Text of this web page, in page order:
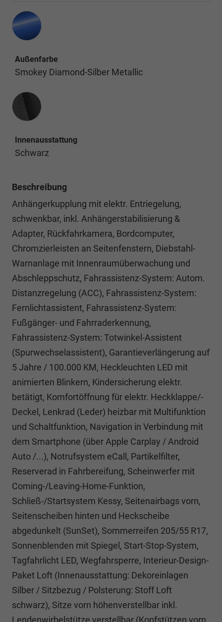
Außenfarbe
Smokey Diamond-Silber Metallic
Innenausstattung
Innenausstattung
Schwarz
Beschreibung
Anhängerkupplung mit elektr. Entriegelung,
schwenkbar, inkl. Anhängerstabilisierung &
Adapter, Rückfahrkamera, Bordcomputer,
Chromzierleisten an Seitenfenstern, Diebstahl-
Warnanlage mit Innenraumüberwachung und
Abschleppschutz, Fahrassistenz-System: Autom.
Distanzregelung (ACC), Fahrassistenz-System:
Fernlichtassistent, Fahrassistenz-System:
Fußgänger- und Fahrraderkennung,
Fahrassistenz-System: Totwinkel-Assistent
(Spurwechselassistent), Garantieverlängerung auf
5 Jahre / 100.000 KM, Heckleuchten LED mit
animierten Blinkern, Kindersicherung elektr.
betätigt, Komfortöffnung für elektr. Heckklappe/-
Deckel, Lenkrad (Leder) heizbar mit Multifunktion
und Schaltfunktion, Navigation in Verbindung mit
dem Smartphone (über Apple Carplay / Android
Auto /...), Notrufsystem eCall, Partikelfilter,
Reserverad in Fahrbereifung, Scheinwerfer mit
Coming-/Leaving-Home-Funktion,
Schließ-/Startsystem Kessy, Seitenairbags vorn,
Seitenscheiben hinten und Heckscheibe
abgedunkelt (SunSet), Sommerreifen 205/55 R17,
Sonnenblenden mit Spiegel, Start-Stop-System,
Tagfahrlicht LED, Wegfahrsperre, Interieur-Design-
Paket Loft (Innenausstattung: Dekoreinlagen
Silber / Sitzbezug / Polsterung: Stoff Loft
schwarz), Sitze vorn höhenverstellbar inkl.
Lendenwirbelstütze verstellbar (Kopfstützen vorn